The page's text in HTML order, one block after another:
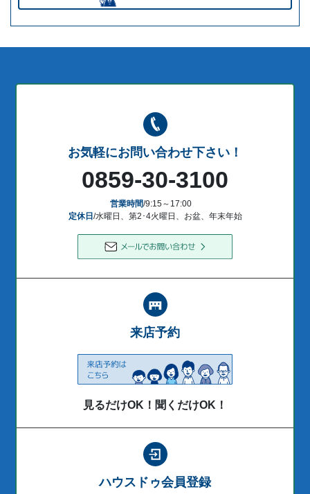
お気軽にお問い合わせ下さい！
0859-30-3100
営業時間/9:15～17:00
定休日/水曜日、第2･4火曜日、お盆、年末年始
来店予約
見るだけOK！聞くだけOK！
ハウスドゥ会員登録